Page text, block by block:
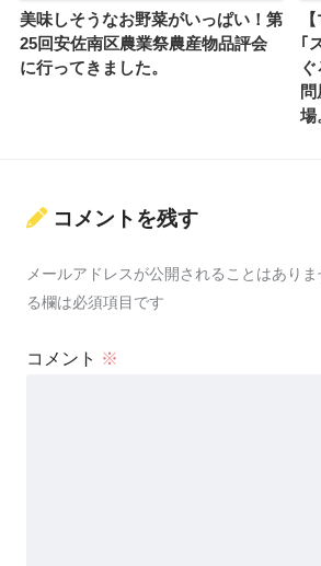
美味しそうなお野菜がいっぱい！第
25回安佐南区農業祭農産物品評会
に行ってきました。
｢
場
コメントを残す
メールアドレスが公開されることはありま
る欄は必須項目です
コメント ※